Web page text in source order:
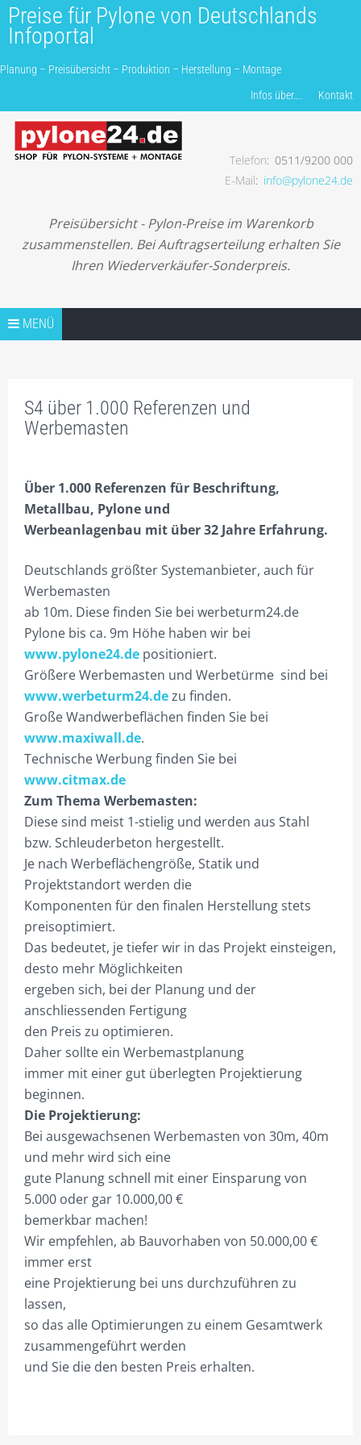
Preise für Pylone von Deutschlands
Infoportal
Planung – Preisübersicht – Produktion – Herstellung – Montage
Infos über….
Kontakt
Planung – Preisübersicht – Produktion – Herstellung –
Telefon 0511/9200 000
E-Mail
info@pylone24.de
Preisübersicht - Pylon-Preise im Warenkorb
zusammenstellen. Bei Auftragserteilung erhalten Sie
Ihren Wiederverkäufer-Sonderpreis.
Springe zum Inhalt
MENÜ
TIPPS
TIP3 PYLONLÖSUNGEN
TIP5 REFERENZEN
TIP6 SONDERLÖSUNGEN
TIP8 BESCHRIFTUNGEN
TIP9 GELASERTES ACRYL
TIP10 SYSTEMFERTIGUNG
TIP11 ALLES ROSTFREI!
TIP12 DAS FUNDAMENT.
TIP13 DIE MONTAGE.
UNSER BONUS-RABATTPROGRAMM
PYLONE
LEASING
PYLONE B100CM
PYLONE B125CM
PYLONE B150CM
PYLONE B200CM
PYLONE B250CM
PYLONE B300CM
PYLONE B100CM BELEUCHTET
PYLONE B125CM BELEUCHTET
PYLONE B150CM BELEUCHTET
PYLONE B200CM BELEUCHTET
PYLONE B250CM BELEUCHTET
PYLONE B300CM BELEUCHTET
STIEL-PYLONE / WERBEMASTEN
ZUBEHÖR
PROJEKTIERUNG
3ECK-PYLONE
S4 über 1.000 Referenzen und
Werbemasten
Über 1.000 Referenzen für Beschriftung,
Metallbau, Pylone und
Werbeanlagenbau mit über 32 Jahre Erfahrung.
Deutschlands größter Systemanbieter, auch für
Werbemasten
ab 10m. Diese finden Sie bei werbeturm24.de
Pylone bis ca. 9m Höhe haben wir bei
www.pylone24.de positioniert.
Größere Werbemasten und Werbetürme sind bei
www.werbeturm24.dezu finden.
Große Wandwerbeflächen finden Sie bei
www.maxiwall.de.
Technische Werbung finden Sie bei
www.citmax.de
Zum Thema Werbemasten:
Diese sind meist 1-stielig und werden aus Stahl
bzw. Schleuderbeton hergestellt.
Je nach Werbeflächengröße, Statik und
Projektstandort werden die
Komponenten für den finalen Herstellung stets
preisoptimiert.
Das bedeutet, je tiefer wir in das Projekt einsteigen,
desto mehr Möglichkeiten
ergeben sich, bei der Planung und der
anschliessenden Fertigung
den Preis zu optimieren.
Daher sollte ein Werbemastplanung
immer mit einer gut überlegten Projektierung
beginnen.
Die Projektierung:
Bei ausgewachsenen Werbemasten von 30m, 40m
und mehr wird sich eine
gute Planung schnell mit einer Einsparung von
5.000 oder gar 10.000,00 €
bemerkbar machen!
Wir empfehlen, ab Bauvorhaben von 50.000,00 €
immer erst
eine Projektierung bei uns durchzuführen zu
lassen,
so das alle Optimierungen zu einem Gesamtwerk
zusammengeführt werden
und Sie die den besten Preis erhalten.